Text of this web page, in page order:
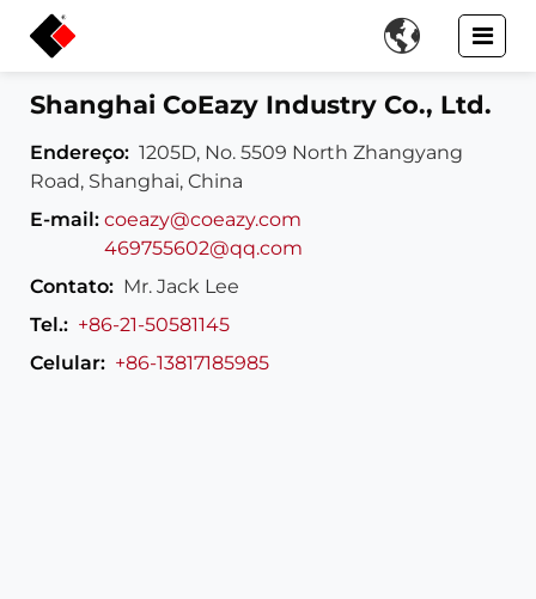

Shanghai CoEazy Industry Co., Ltd.
Endereço: 1205D, No. 5509 North Zhangyang
Road, Shanghai, China
E-mail: coeazy@coeazy.com
469755602@qq.com
Contato: Mr. Jack Lee
Tel.: +86-21-50581145
Celular: +86-13817185985